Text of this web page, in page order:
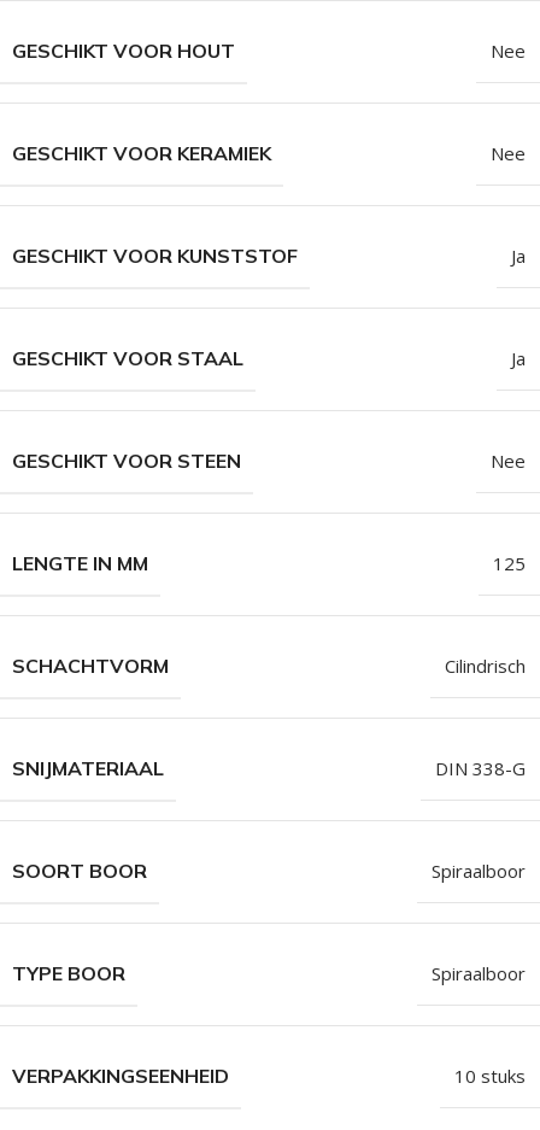
GESCHIKT VOOR HOUT Nee
GESCHIKT VOOR KERAMIEK Nee
GESCHIKT VOOR KUNSTSTOF Ja
GESCHIKT VOOR STAAL Ja
GESCHIKT VOOR STEEN Nee
LENGTE IN MM 125
SCHACHTVORM Cilindrisch
SNIJMATERIAAL DIN 338-G
SOORT BOOR Spiraalboor
TYPE BOOR Spiraalboor
VERPAKKINGSEENHEID 10 stuks